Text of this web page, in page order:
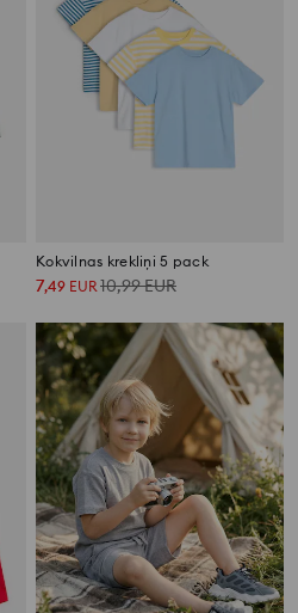
Kokvilnas krekliņi 5 pack
7,49 EUR10,99EUR